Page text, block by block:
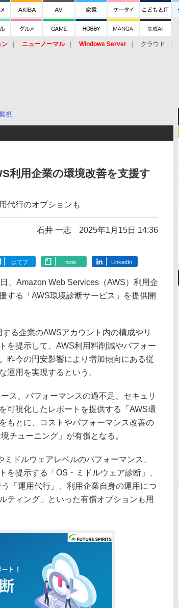
ン ニューノーマル Windows Server クラウド
視
利用企業の環境改善を支援す
代行のオプションも
石井 一志 2025年1月15日 14:36
はてブ note LinkedIn
、Amazon Web Services（AWS）利用企
する「AWS環境診断サービス」を提供開
る企業のAWSアカウント内の構成やリ
を提示して、AWS利用料削減やパフォー
昨今の円安影響により増加傾向にある従
運用を実現するという。
ス、パフォーマンスの過不足、セキュリ
可視化したレポートを提供する「AWS環
もとに、コストやパフォーマンス改善の
チューニング」が有償となる。
ドルウェアレベルのパフォーマンス、
を提示する「OS・ミドルウェア診断」、
「運用代行」、利用企業自身の運用につ
ティング」といった有償オプションも用